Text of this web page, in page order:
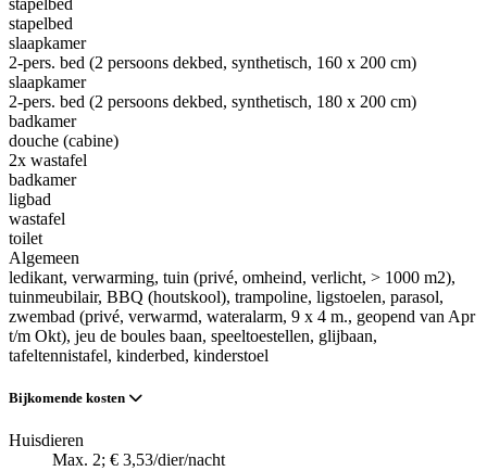
stapelbed
slaapkamer
2-pers. bed (2 persoons dekbed, synthetisch, 160 x 200 cm)
slaapkamer
2-pers. bed (2 persoons dekbed, synthetisch, 180 x 200 cm)
badkamer
douche (cabine)
2x wastafel
badkamer
ligbad
wastafel
toilet
Algemeen
ledikant, verwarming, tuin (privé, omheind, verlicht, > 1000 m2),
tuinmeubilair, BBQ (houtskool), trampoline, ligstoelen, parasol,
zwembad (privé, verwarmd, wateralarm, 9 x 4 m., geopend van Apr
t/m Okt), jeu de boules baan, speeltoestellen, glijbaan,
tafeltennistafel, kinderbed, kinderstoel
Bijkomende kosten
Huisdieren
Max. 2; € 3,53/dier/nacht